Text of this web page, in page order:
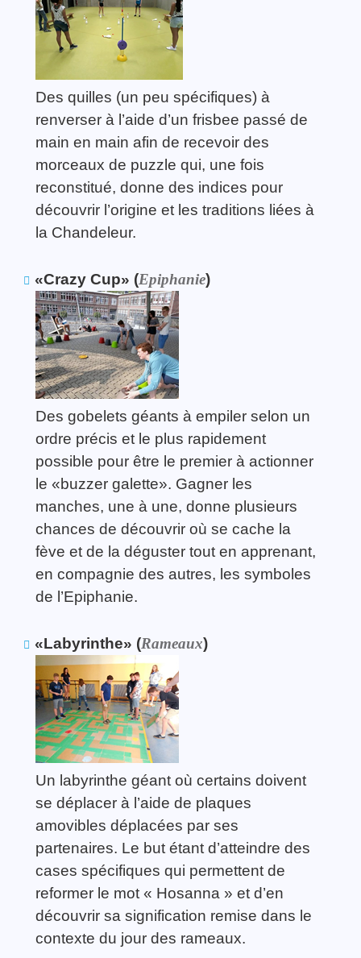
Des quilles (un peu spécifiques) à
renverser à l’aide d’un frisbee passé de
main en main afin de recevoir des
morceaux de puzzle qui, une fois
reconstitué, donne des indices pour
découvrir l’origine et les traditions liées à
la Chandeleur.
«Crazy Cup» (Epiphanie)
Des gobelets géants à empiler selon un
ordre précis et le plus rapidement
possible pour être le premier à actionner
le «buzzer galette». Gagner les
manches, une à une, donne plusieurs
chances de découvrir où se cache la
fève et de la déguster tout en apprenant,
en compagnie des autres, les symboles
de l’Epiphanie.
«Labyrinthe» (Rameaux)
Un labyrinthe géant où certains doivent
se déplacer à l’aide de plaques
amovibles déplacées par ses
partenaires. Le but étant d’atteindre des
cases spécifiques qui permettent de
reformer le mot « Hosanna » et d’en
découvrir sa signification remise dans le
contexte du jour des rameaux.